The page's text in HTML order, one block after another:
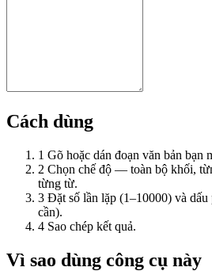
Cách dùng
1 Gõ hoặc dán đoạn văn bản bạn
2 Chọn chế độ — toàn bộ khối,
từng từ.
3 Đặt số lần lặp (1–10000) và dấu
cần).
4 Sao chép kết quả.
Vì sao dùng công cụ này